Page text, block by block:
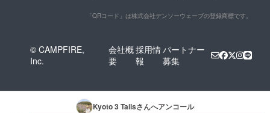
「QRコード」は株式会社デンソーウェーブの登録商標です。
© CAMPFIRE,
Inc.
会社概
要
採用情
報
パートナー
募集
Kyoto 3 Tailsさんへアンコール